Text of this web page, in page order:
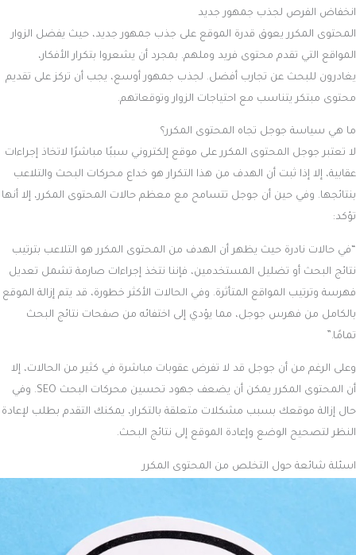
انخفاض الفرص لجذب جمهور جديد
المحتوى المكرر يعوق قدرة الموقع على جذب جمهور جديد، حيث يفضل الزوار
المواقع التي تقدم محتوى فريد وملهم. بمجرد أن يشعروا بتكرار الأفكار،
يغادرون للبحث عن تجارب أفضل. لجذب جمهور أوسع، يجب أن تركز على تقديم
محتوى مبتكر يتناسب مع احتياجات الزوار وتوقعاتهم.
ما هي سياسة جوجل تجاه المحتوى المكرر؟
لا تعتبر جوجل المحتوى المكرر على موقع إلكتروني سببًا مباشرًا لاتخاذ إجراءات
عقابية، إلا إذا ثبت أن الهدف من هذا التكرار هو خداع محركات البحث والتلاعب
بنتائجها. وفي حين أن جوجل تتسامح مع معظم حالات المحتوى المكرر، إلا أنها
تؤكد:
“في حالات نادرة حيث يظهر أن الهدف من المحتوى المكرر هو التلاعب بترتيب
نتائج البحث أو تضليل المستخدمين، فإننا نتخذ إجراءات صارمة تشمل تعديل
فهرسة وترتيب المواقع المتأثرة. وفي الحالات الأكثر خطورة، قد يتم إزالة الموقع
بالكامل من فهرس جوجل، مما يؤدي إلى اختفائه من صفحات نتائج البحث
تمامًا.”
وعلى الرغم من أن جوجل قد لا تفرض عقوبات مباشرة في كثير من الحالات، إلا
أن المحتوى المكرر يمكن أن يضعف جهود تحسين محركات البحث SEO. وفي
حال إزالة موقعك بسبب مشكلات متعلقة بالتكرار، يمكنك التقدم بطلب لإعادة
النظر لتصحيح الوضع وإعادة الموقع إلى نتائج البحث.
اسئلة شائعة حول التخلص من المحتوى المكرر